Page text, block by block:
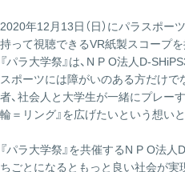
2020年12月13日（日）にパラスポー
持って視聴できるVR紙製スコープを
『パラ大学祭』は、N P O法人D-
スポーツには障がいのある方だけで
者、社会人と大学生が一緒にプレー
輪＝リング』を広げたいという想い
『パラ大学祭』を共催するN P O法
ちごとになるともっと良い社会が実